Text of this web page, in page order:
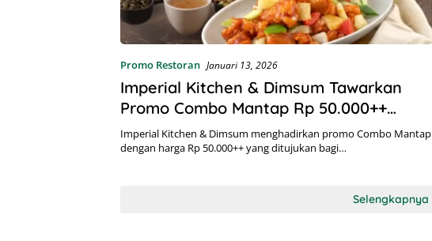
Promo Restoran Januari 13, 2026
Imperial Kitchen & Dimsum Tawarkan
Promo Combo Mantap Rp 50.000++
hingga Akhir Januari
Imperial Kitchen & Dimsum menghadirkan promo Combo Mantap
dengan harga Rp 50.000++ yang ditujukan bagi…
Selengkapnya